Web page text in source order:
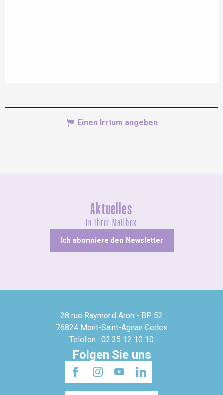
Einen Irrtum angeben
Aktuelles
In Ihrer Mailbox
Ich abonniere den Newsletter
28 rue Raymond Aron - BP 52
76824 Mont-Saint-Agnan Cedex
Telefon : 02 35 12 10 10
Folgen Sie uns